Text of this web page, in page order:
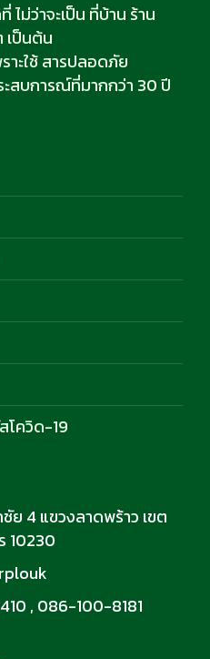
ม่ว่าจะเป็น ที่บ้าน ร้าน
เป็นต้น
ะใช้ สารปลอดภัย
สบการณ์ที่มากกว่า 30 ปี
โควิด-19
ย 4 แขวงลาดพร้าว เขต
10230
, 086-100-8181